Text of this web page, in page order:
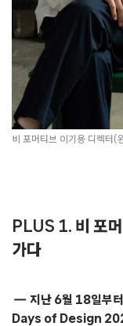
비 포머티브 이기용 디렉터(
PLUS 1. 비 포
가다
지난 6월 18일부
Days of Design